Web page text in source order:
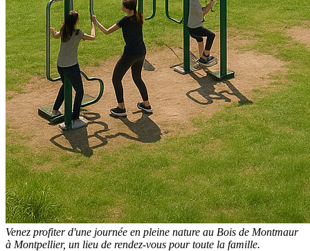
Venez profiter d'une journée en pleine nature au Bois de Montmaur
à Montpellier, un lieu de rendez-vous pour toute la famille.